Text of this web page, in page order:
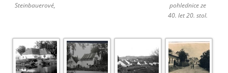
Steinbauerové,
pohlednice ze
40. let 20. stol.